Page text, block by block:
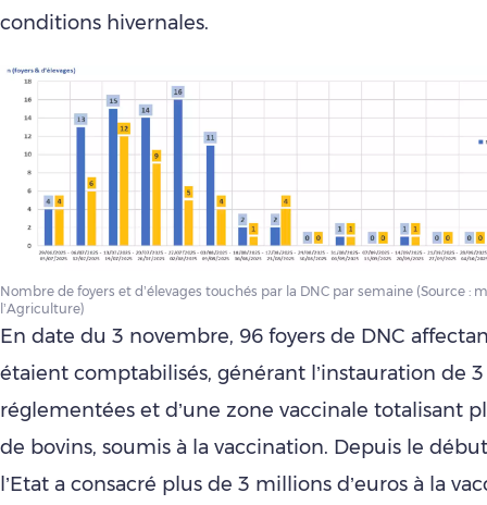
conditions hivernales.
Nombre de foyers et d’élevages touchés par la DNC par semaine (Source :
l’Agriculture)
En date du 3 novembre, 96 foyers de DNC
étaient comptabilisés, générant l’instauration de
réglementées et d’une zone vaccinale totalisant
de bovins, soumis à la vaccination. Depuis le
l’Etat a consacré plus de 3 millions d’euros à la